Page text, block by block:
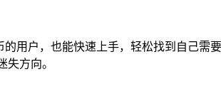
用户，也能快速上手，轻松找到自己需
方向。